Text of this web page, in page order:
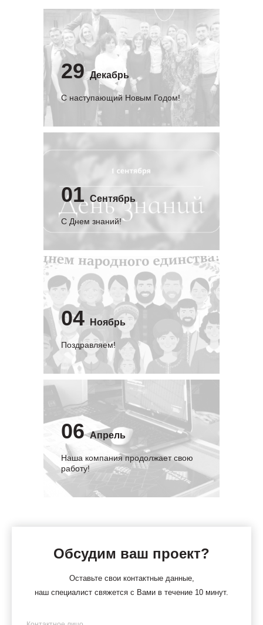
29 Декабрь
С наступающий Новым Годом!
01 Сентябрь
C Днем знаний!
04 Ноябрь
Поздравляем!
06 Апрель
Наша компания продолжает свою
работу!
Обсудим ваш проект?
Оставьте свои контактные данные,
наш специалист свяжется с Вами в течение 10 минут.
Имя